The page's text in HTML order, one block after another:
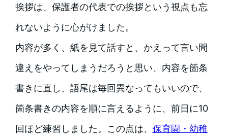
挨拶は、保護者の代表での挨拶という視点も忘
れないように心がけました。
内容が多く、紙を見て話すと、かえって言い間
違えをやってしまうだろうと思い、内容を箇条
書きに直し、語尾は毎回異なってもいいので、
箇条書きの内容を順に言えるように、前日に10
回ほど練習しました。この点は、 保育園・幼稚